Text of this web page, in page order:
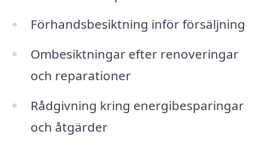
Förhandsbesiktning inför försäljning
Ombesiktningar efter renoveringar
och reparationer
Rådgivning kring energibesparingar
och åtgärder